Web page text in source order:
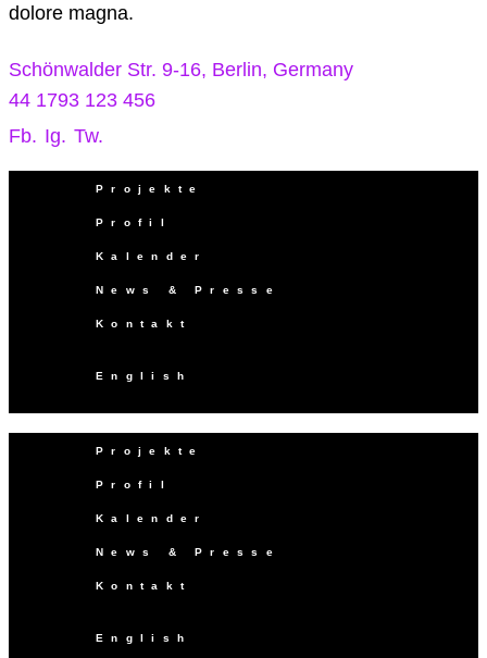
dolore magna.
Schönwalder Str. 9-16, Berlin, Germany
44 1793 123 456
Fb. Ig. Tw.
Projekte
Profil
Kalender
News & Presse
Kontakt
English
Projekte
Profil
Kalender
News & Presse
Kontakt
English